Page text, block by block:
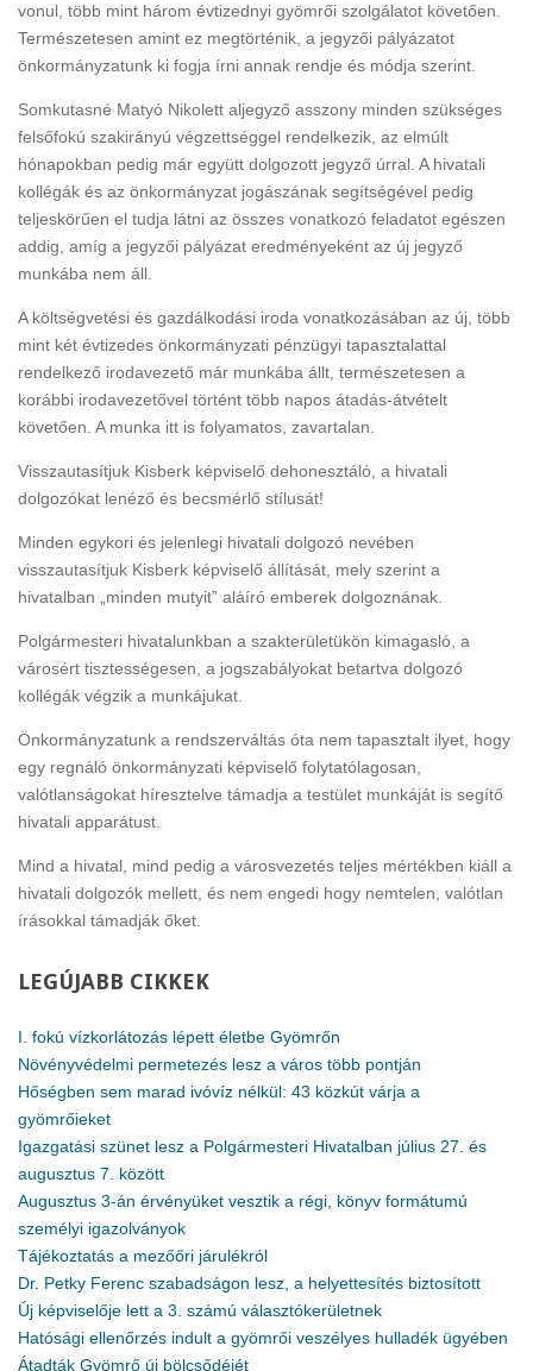
vonul, több mint három évtizednyi gyömrői szolgálatot követően.
Természetesen amint ez megtörténik, a jegyzői pályázatot
önkormányzatunk ki fogja írni annak rendje és módja szerint.
Somkutasné Matyó Nikolett aljegyző asszony minden szükséges
felsőfokú szakirányú végzettséggel rendelkezik, az elmúlt
hónapokban pedig már együtt dolgozott jegyző úrral. A hivatali
kollégák és az önkormányzat jogászának segítségével pedig
teljeskörűen el tudja látni az összes vonatkozó feladatot egészen
addig, amíg a jegyzői pályázat eredményeként az új jegyző
munkába nem áll.
A költségvetési és gazdálkodási iroda vonatkozásában az új, több
mint két évtizedes önkormányzati pénzügyi tapasztalattal
rendelkező irodavezető már munkába állt, természetesen a
korábbi irodavezetővel történt több napos átadás-átvételt
követően. A munka itt is folyamatos, zavartalan.
Visszautasítjuk Kisberk képviselő dehonesztáló, a hivatali
dolgozókat lenéző és becsmérlő stílusát!
Minden egykori és jelenlegi hivatali dolgozó nevében
visszautasítjuk Kisberk képviselő állítását, mely szerint a
hivatalban „minden mutyit” aláíró emberek dolgoznának.
Polgármesteri hivatalunkban a szakterületükön kimagasló, a
városért tisztességesen, a jogszabályokat betartva dolgozó
kollégák végzik a munkájukat.
Önkormányzatunk a rendszerváltás óta nem tapasztalt ilyet, hogy
egy regnáló önkormányzati képviselő folytatólagosan,
valótlanságokat híresztelve támadja a testület munkáját is segítő
hivatali apparátust.
Mind a hivatal, mind pedig a városvezetés teljes mértékben kiáll a
hivatali dolgozók mellett, és nem engedi hogy nemtelen, valótlan
írásokkal támadják őket.
LEGÚJABB CIKKEK
I. fokú vízkorlátozás lépett életbe Gyömrőn
Növényvédelmi permetezés lesz a város több pontján
Hőségben sem marad ivóvíz nélkül: 43 közkút várja a
gyömrőieket
Igazgatási szünet lesz a Polgármesteri Hivatalban július 27. és
augusztus 7. között
Augusztus 3-án érvényüket vesztik a régi, könyv formátumú
személyi igazolványok
Tájékoztatás a mezőőri járulékról
Dr. Petky Ferenc szabadságon lesz, a helyettesítés biztosított
Új képviselője lett a 3. számú választókerületnek
Hatósági ellenőrzés indult a gyömrői veszélyes hulladék ügyében
Átadták Gyömrő új bölcsődéjét